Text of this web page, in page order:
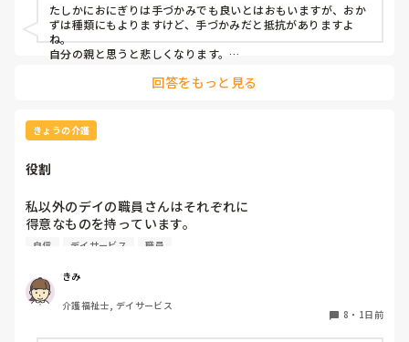
たしかにおにぎりは手づかみでも良いとはおもいますが、おか
ずは種類にもよりますけど、手づかみだと抵抗がありますよ
ね。
自分の親と思うと悲しくなります。
どうなんでしょうか？とろみつけてたりするのを手づかみは抵
回答をもっと見る
きょうの介護
役割
私以外のデイの職員さんはそれぞれに
得意なものを持っています。
介助で言えば、要領よく動けたりと。
今の私を振り返ってみたら…何も持っていないことが虚しく
自信 デイサービス 職員
きみ
介護福祉士, デイサービス
8 ・ 1日前